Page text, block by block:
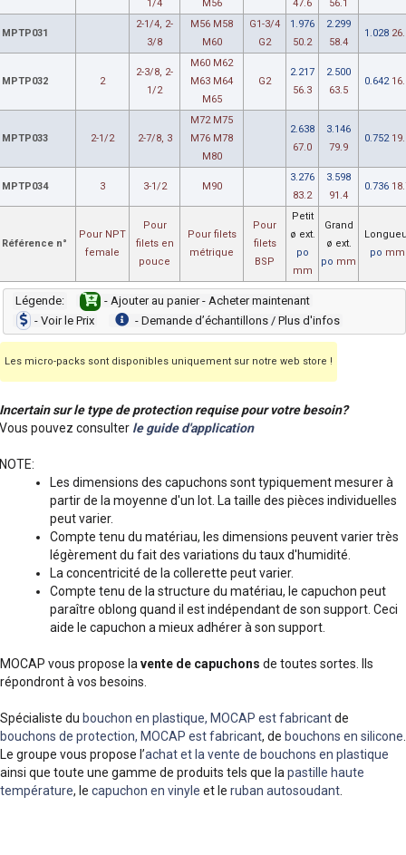
1/4 M56 47.6 56.1
MPTP031
2-1/4, 2-
3/8
M56 M58
M60
G1-3/4
G2
1.976
50.2
2.299
58.4
1.028
MPTP032 2
2-3/8, 2-
1/2
M60 M62
M63 M64
M65
G2
2.217
56.3
2.500
63.5
0.642
MPTP033 2-1/2 2-7/8, 3
M72 M75
M76 M78
M80
2.638
67.0
3.146
79.9
0.752
MPTP034 3 3-1/2 M90
3.276
83.2
3.598
91.4
0.736
Référence n°
Pour NPT
female
Pour
filets en
pouce
Pour filets
métrique
Pour
filets
BSP
Petit
ø ext.
po
mm
Grand
ø ext.
po mm
po mm
Légende:
- Ajouter au panier - Acheter maintenant
- Voir le Prix
- Demande dʼéchantillons / Plus d'infos
Les micro-packs sont disponibles uniquement sur notre web store !
Incertain sur le type de protection requise pour votre besoin?
Vous pouvez consulter le guide d'application
NOTE:
Les dimensions des capuchons sont typiquement mesurer à
partir de la moyenne d'un lot. La taille des pièces individuelles
peut varier.
Compte tenu du matériau, les dimensions peuvent varier très
légèrement du fait des variations du taux d'humidité.
La concentricité de la collerette peut varier.
Compte tenu de la structure du matériau, le capuchon peut
paraître oblong quand il est indépendant de son support. Ceci
aide le capuchon a mieux adhérer à son support.
MOCAP vous propose lavente de capuchons de toutes sortes. Ils
répondront à vos besoins.
Spécialiste du bouchon en plastique, MOCAP est fabricantde
bouchons de protection, MOCAP est fabricant, de bouchons en silicone.
Le groupe vous propose l’achat et la vente de bouchons en plastique
ainsi que toute une gamme de produits tels que lapastille haute
température, le capuchon en vinyle et le ruban autosoudant.